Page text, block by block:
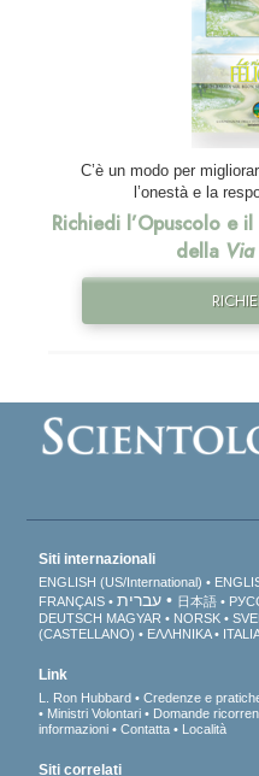
C’è un modo per
l’onestà e la
Richiedi l’Opuscolo e
della Via
Siti internazionali
ENGLISH (US/International)
FRANÇAIS
עברית 日本語
DEUTSCH MAGYAR NORSK
(CASTELLANO)
ΕΛΛΗΝΙΚA
Link
L. Ron Hubbard Credenze e
Ministri Volontari
Domande
informazioni
Contatta Località
Siti correlati